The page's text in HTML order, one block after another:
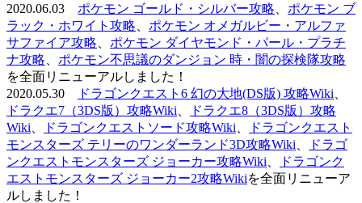
2020.06.03 ポケモン ゴールド・シルバー攻略
ポケモン ブ
ラック・ホワイト攻略
ポケモン オメガルビー・アルファ
サファイア攻略
ポケモン ダイヤモンド・パール・プラチ
ナ攻略
ポケモン不思議のダンジョン 時・闇の探検隊攻略
を全面リニューアルしました！
2020.05.30
ドラゴンクエスト6 幻の大地(DS版) 攻略Wiki
ドラクエ7（3DS版）攻略Wiki
ドラクエ8（3DS版）攻略
Wiki
ドラゴンクエストソード攻略Wiki
ドラゴンクエスト
モンスターズ テリーのワンダーランド3D攻略Wiki
ドラゴ
ンクエストモンスターズ ジョーカー攻略Wiki
ドラゴンク
エストモンスターズ ジョーカー2攻略Wikiを全面リニューア
ルしました！